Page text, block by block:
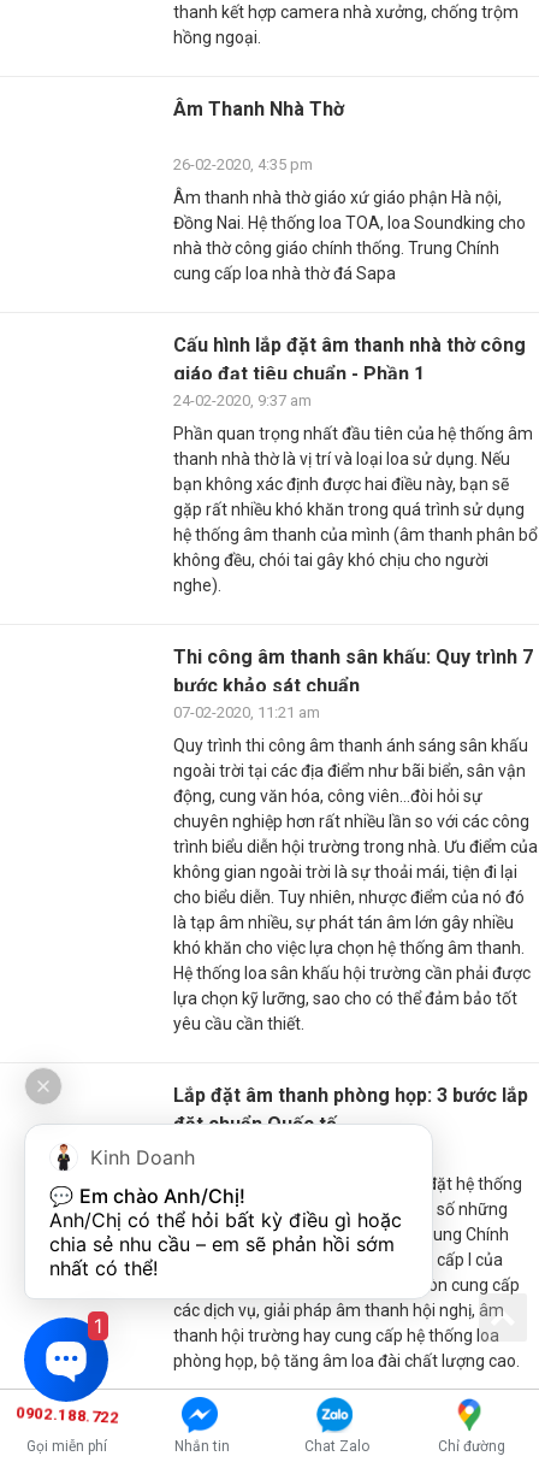
thanh kết hợp camera nhà xưởng, chống trộm
hồng ngoại.
Âm Thanh Nhà Thờ
26-02-2020, 4:35 pm
Âm thanh nhà thờ giáo xứ giáo phận Hà nội,
Đồng Nai. Hệ thống loa TOA, loa Soundking cho
nhà thờ công giáo chính thống. Trung Chính
cung cấp loa nhà thờ đá Sapa
Cấu hình lắp đặt âm thanh nhà thờ công
giáo đạt tiêu chuẩn - Phần 1
24-02-2020, 9:37 am
Phần quan trọng nhất đầu tiên của hệ thống âm
thanh nhà thờ là vị trí và loại loa sử dụng. Nếu
bạn không xác định được hai điều này, bạn sẽ
gặp rất nhiều khó khăn trong quá trình sử dụng
hệ thống âm thanh của mình (âm thanh phân bổ
không đều, chói tai gây khó chịu cho người
nghe).
Thi công âm thanh sân khấu: Quy trình 7
bước khảo sát chuẩn
07-02-2020, 11:21 am
Quy trình thi công âm thanh ánh sáng sân khấu
ngoài trời tại các địa điểm như bãi biển, sân vận
động, cung văn hóa, công viên…đòi hỏi sự
chuyên nghiệp hơn rất nhiều lần so với các công
trình biểu diễn hội trường trong nhà. Ưu điểm của
không gian ngoài trời là sự thoải mái, tiện đi lại
cho biểu diễn. Tuy nhiên, nhược điểm của nó đó
là tạp âm nhiều, sự phát tán âm lớn gây nhiều
khó khăn cho việc lựa chọn hệ thống âm thanh.
Hệ thống loa sân khấu hội trường cần phải được
lựa chọn kỹ lưỡng, sao cho có thể đảm bảo tốt
yêu cầu cần thiết.
Lắp đặt âm thanh phòng họp: 3 bước lắp
đặt chuẩn Quốc tế
05-02-2020, 4:34 pm
Lắp đặt âm thanh phòng họp (lắp đặt hệ thống
âm thanh phòng họp) là một trong số những
dịch vụ được cung cấp bởi TCA - Trung Chính
Audio. Được sự ủy quyền làm đại lý cấp I của
TOA, Bosch, ITC, JTS - chúng tôi còn cung cấp
các dịch vụ, giải pháp âm thanh hội nghị, âm
thanh hội trường hay cung cấp hệ thống loa
phòng họp, bộ tăng âm loa đài chất lượng cao.
Giải pháp âm thanh nhà thờ
0902.188.722
Gọi miễn phí Nhắn tin Chat Zalo Chỉ đường
Kinh Doanh
💬 Em chào Anh/Chị!
Anh/Chị có thể hỏi bất kỳ điều gì hoặc
chia sẻ nhu cầu – em sẽ phản hồi sớm
nhất có thể!
1